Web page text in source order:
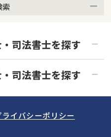
索
土日祝の相談可能
司法書士を探す
青森県
宮城県
神奈川県
司法書士を探す
個人再生
ライバシーポリシー